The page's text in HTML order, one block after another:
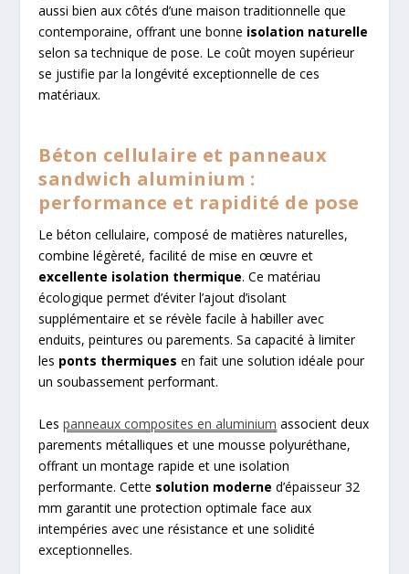
aussi bien aux côtés d’une maison traditionnelle que
contemporaine, offrant une bonne isolation naturelle
selon sa technique de pose. Le coût moyen supérieur
se justifie par la longévité exceptionnelle de ces
matériaux.
Béton cellulaire et panneaux
sandwich aluminium :
performance et rapidité de pose
Le béton cellulaire, composé de matières naturelles,
combine légèreté, facilité de mise en œuvre et
excellente isolation thermique. Ce matériau
écologique permet d’éviter l’ajout d’isolant
supplémentaire et se révèle facile à habiller avec
enduits, peintures ou parements. Sa capacité à limiter
les ponts thermiques en fait une solution idéale pour
un soubassement performant.
Lespanneaux composites en aluminium associent deux
parements métalliques et une mousse polyuréthane,
offrant un montage rapide et une isolation
performante. Cette solution moderne d’épaisseur 32
mm garantit une protection optimale face aux
intempéries avec une résistance et une solidité
exceptionnelles.